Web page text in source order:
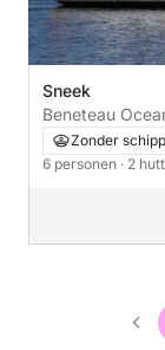
Sneek
Beneteau
Zonder
6 personen · 2